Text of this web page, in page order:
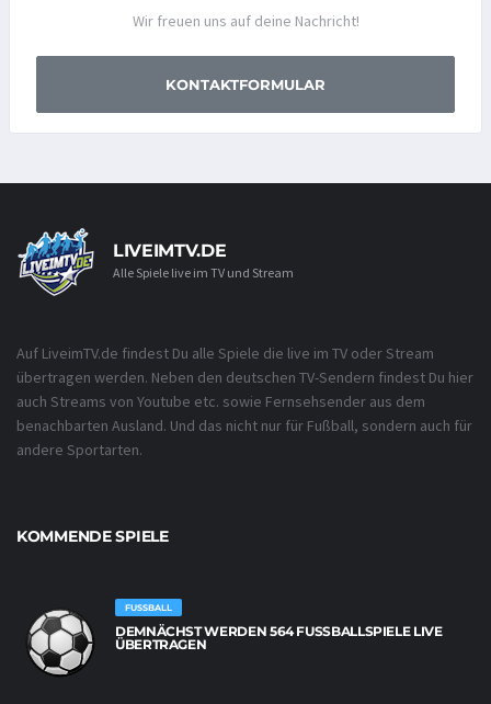
Wir freuen uns auf deine Nachricht!
KONTAKTFORMULAR
LIVEIMTV.DE
Alle Spiele live im TV und Stream
Auf LiveimTV.de findest Du alle Spiele die live im TV oder Stream
übertragen werden. Neben den deutschen TV-Sendern findest Du hier
auch Streams von Youtube etc. sowie Fernsehsender aus dem
benachbarten Ausland. Und das nicht nur für Fußball, sondern auch für
andere Sportarten.
KOMMENDE SPIELE
FUSSBALL
DEMNÄCHST WERDEN 564 FUSSBALLSPIELE LIVE Ü
BERTRAGEN